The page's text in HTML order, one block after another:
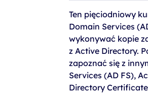
egzaminy
Ten pięciodniowy
Domain Services
wykonywać kopie
z Active Directory.
zapoznać się z
Services (AD FS),
Directory